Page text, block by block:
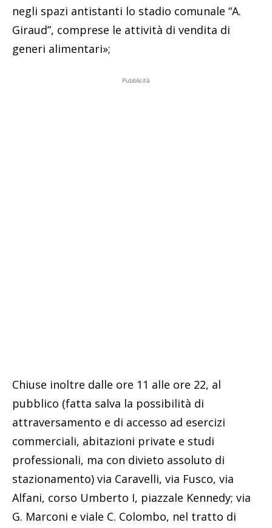
negli spazi antistanti lo stadio comunale “A.
Giraud”, comprese le attività di vendita di
generi alimentari»;
Pubblicità
Chiuse inoltre dalle ore 11 alle ore 22, al
pubblico (fatta salva la possibilità di
attraversamento e di accesso ad esercizi
commerciali, abitazioni private e studi
professionali, ma con divieto assoluto di
stazionamento) via Caravelli, via Fusco, via
Alfani, corso Umberto I, piazzale Kennedy; via
G. Marconi e viale C. Colombo, nel tratto di